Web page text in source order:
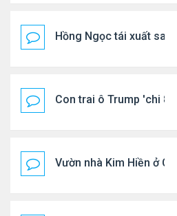
Hồng Ngọc tái xuất sau
Con trai ô Trump 'chi
Vườn nhà Kim Hiền ở